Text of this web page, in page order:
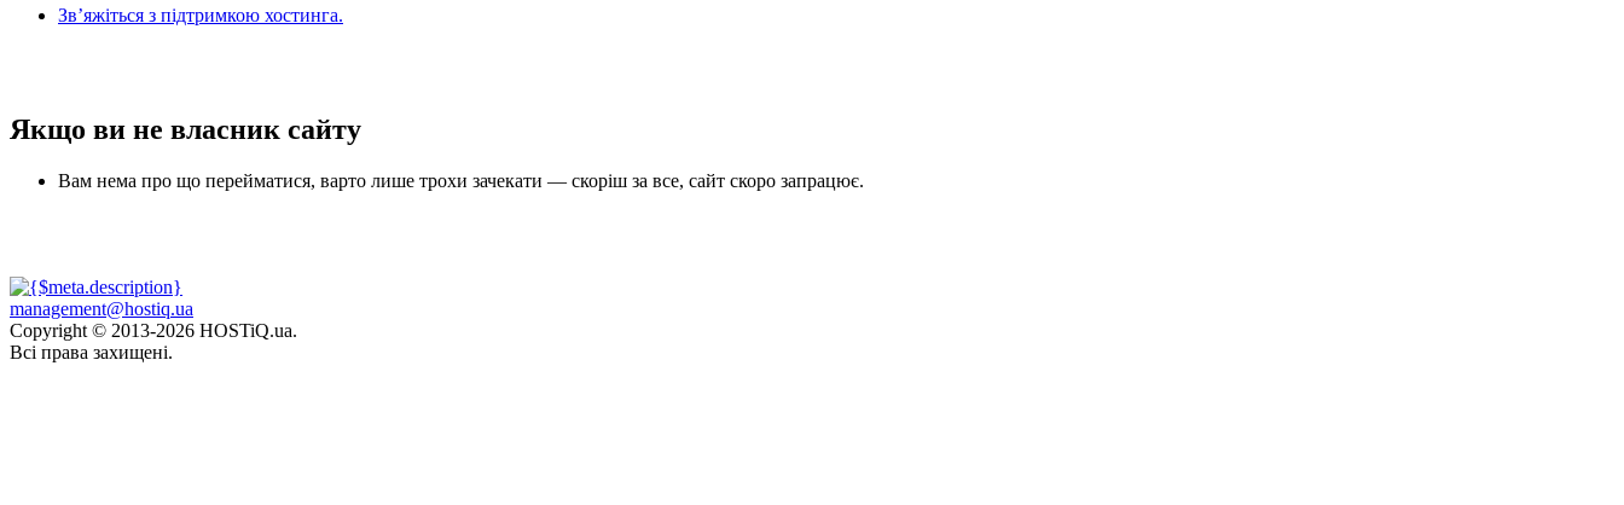
Зв’яжіться з підтримкою хостинга.
Якщо ви не власник сайту
Вам нема про що перейматися, варто лише трохи зачекати — скоріш за все, сайт скоро запрацює.
management@hostiq.ua
Copyright © 2013-2026 HOSTiQ.ua.
Всі права захищені.